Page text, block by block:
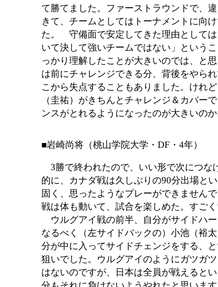
て勝てました。ファーストラウンドで、
きて、チームとしてはトーナメントに向
た。 守備面で安定してきた理由として
いて決して強いチームではない」という
っかり理解したことが大きいのでは、と
は前にチャレンジできる分、背後をやら
こから失点することもありました。けれ
（圭祐）がきちんとチャレンジ＆カバー
ンスがとれるようになったのが大きいの
■岩崎尚将（桃山学院大学・DF・4年）
3勝で終われたので、いい形で次につな
的に、カナダ戦は久しぶりの90分出場と
固く、思ったようなプレーができません
戦は体も動いて、試合を楽しめた。すご
ウルグアイ戦の前半、自分がサイドハ
なるべく（左サイドバックの）小池（裕
分が中に入ってサイドチェンジをする、
狙いでした。ウルグアイのようにガツガ
はないのですが、日本は全員が戦えると